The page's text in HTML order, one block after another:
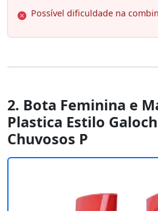
Possível dificuldade na
2. Bota Feminina e
Plastica Estilo
Chuvosos P